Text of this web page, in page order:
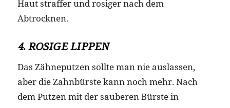
Haut straffer und rosiger nach dem
Abtrocknen.
4. ROSIGE LIPPEN
Das Zähneputzen sollte man nie auslassen,
aber die Zahnbürste kann noch mehr. Nach
dem Putzen mit der sauberen Bürste in